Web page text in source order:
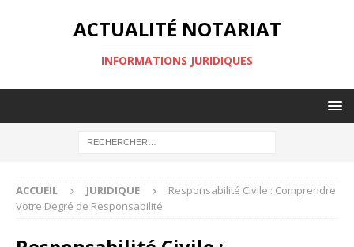
ACTUALITÉ NOTARIAT
INFORMATIONS JURIDIQUES
ACCUEIL JURIDIQUE
Responsabilité Civile : Comprendre
Votre Degré de Responsabilité